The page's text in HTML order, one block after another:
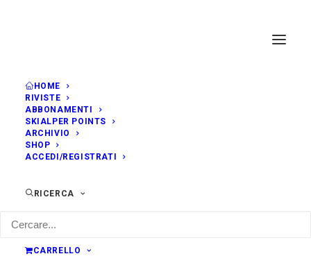
HOME
RIVISTE
ABBONAMENTI
SKIALPER POINTS
ARCHIVIO
SHOP
ACCEDI/REGISTRATI
RICERCA
CARRELLO